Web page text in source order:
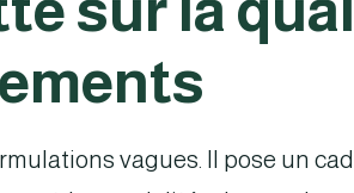
vagues. Il pose un